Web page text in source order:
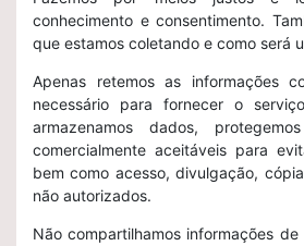
conhecimento e consentimento.
que estamos coletando e como será
Apenas retemos as informações
necessário para fornecer o
armazenamos dados,
comercialmente aceitáveis ​​para
bem como acesso, divulgação,
não autorizados.
Não compartilhamos informações